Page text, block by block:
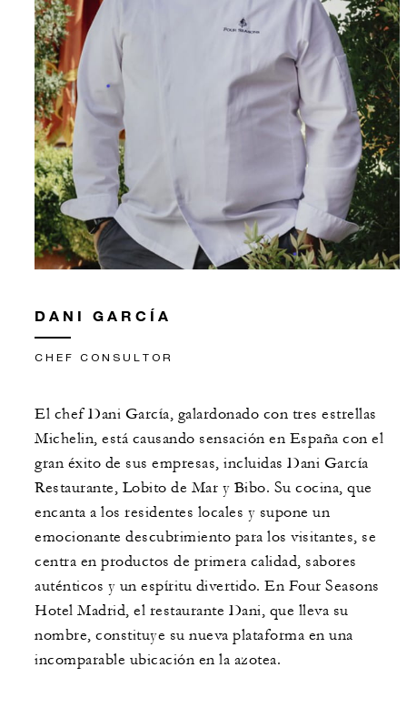
DANI GARCÍA
CHEF CONSULTOR
El chef Dani García, galardonado con tres estrellas
Michelin, está causando sensación en España con el
gran éxito de sus empresas, incluidas Dani García
Restaurante, Lobito de Mar y Bibo. Su cocina, que
encanta a los residentes locales y supone un
emocionante descubrimiento para los visitantes, se
centra en productos de primera calidad, sabores
auténticos y un espíritu divertido. En Four Seasons
Hotel Madrid, el restaurante Dani, que lleva su
nombre, constituye su nueva plataforma en una
incomparable ubicación en la azotea.